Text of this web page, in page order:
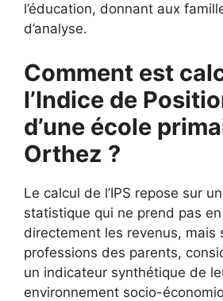
l’éducation, donnant aux
d’analyse.
Comment est
l’Indice de
d’une école
Orthez ?
Le calcul de l’IPS repose sur
statistique qui ne prend pas
directement les revenus, mais
professions des parents,
un indicateur synthétique de
environnement socio-